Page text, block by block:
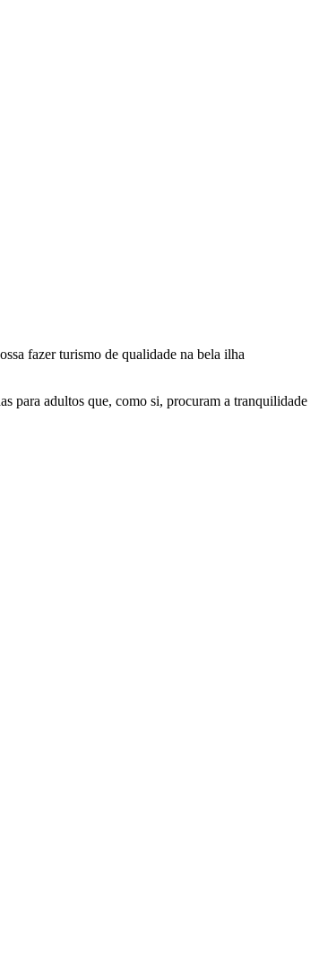
fazer turismo de qualidade na bela ilha
para adultos que, como si, procuram a tranquilidade